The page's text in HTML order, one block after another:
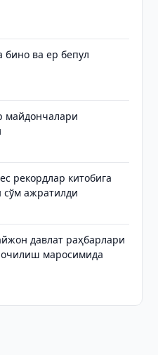
бино ва ер бепул
майдончалари
рекордлар китобига
ажратилди
давлат раҳбарлари
очилиш маросимида